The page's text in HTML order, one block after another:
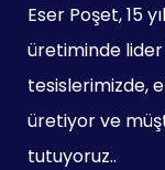
Eser Poşet, 15
üretiminde lider
tesislerimizde,
üretiyor ve
tutuyoruz..